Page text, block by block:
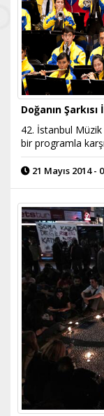
Doğanın
42. İstanbul
bir programla
21 Mayıs 2014 -